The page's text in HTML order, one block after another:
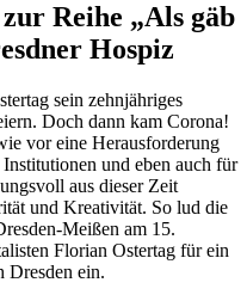
Reihe „Als gäb
Hospiz
sein zehnjähriges
Doch dann kam Corona!
vor eine Herausforderung
und eben auch für
aus dieser Zeit
und Kreativität. So lud die
Meißen am 15.
Florian Ostertag für ein
Dresden ein.